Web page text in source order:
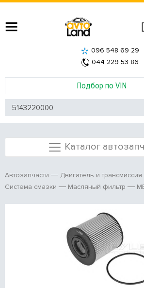
Подбор по VIN
096 548 69 29
044 229 53 86
Каталог
Автозапчасти Двигатель и трансмиссия
Система смазки
Масляный фильтр